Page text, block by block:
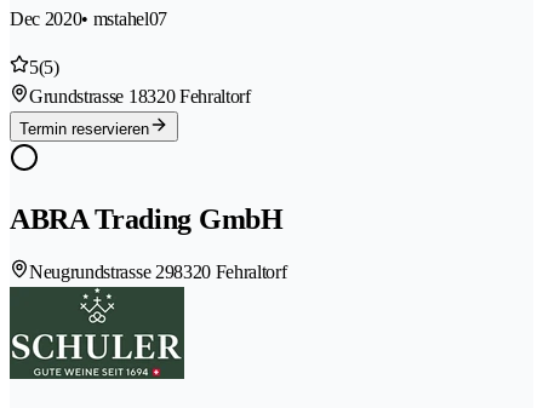
Dec 2020• mstahel07
5(5)
Grundstrasse 18320 Fehraltorf
Termin reservieren
ABRA Trading GmbH
Neugrundstrasse 298320 Fehraltorf